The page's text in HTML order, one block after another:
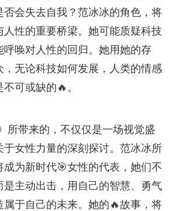
否会失去自我？范冰冰的角色，将
人性的重要桥梁。她可能质疑科技
呼唤对人性的回归。她用她的存
，无论科技如何发展，人类的情感
可或缺的🔥。
所带来的，不仅仅是一场视觉盛
于女性力量的深刻探讨。范冰冰所
成为新时代🎯女性的代表，她们不
是主动出击，用自己的智慧、勇气
属于自己的未来。她的🔥故事，将